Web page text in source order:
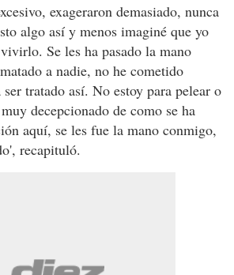
exageraron demasiado, nunca
algo así y menos imaginé que yo
Se les ha pasado la mano
a nadie, no he cometido
tratado así. No estoy para pelear o
decepcionado de como se ha
aquí, se les fue la mano conmigo,
recapituló.